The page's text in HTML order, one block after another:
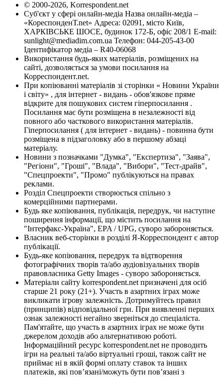
© 2000-2026, Korrespondent.net
Суб'єкт у сфері онлайн-медіа Назва онлайн-медіа –
«КореспонденТ.net» Адреса: 02091, місто Київ,
ХАРКІВСЬКЕ ШОСЕ, будинок 172-Б, офіс 208/1 E-mail:
sunlight@mediadim.com.ua Телефон: 044-205-43-00
Ідентифікатор медіа – R40-06068
Використання будь-яких матеріалів, розміщених на
сайті, дозволяється за умови посилання на
Корреспондент.net.
При копіюванні матеріалів зі сторінки « Новини України
і світу» , для інтернет - видань - обов'язкове пряме
відкрите для пошукових систем гіперпосилання .
Посилання має бути розміщена в незалежності від
повного або часткового використання матеріалів.
Гіперпосилання ( для інтернет - видань) - повинна бути
розміщена в підзаголовку або в першому абзаці
матеріалу.
Новини з позначками "Думка", "Експертиза", "Заява",
"Регіони", "Гроші", "Влада", "Вибори", "Тест-драйв",
"Спецпроекти", "Промо" публікуються на правах
реклами.
Розділ Спецпроекти створюється спільно з
комерційними партнерами.
Будь яке копіювання, публікація, передрук, чи наступне
поширення інформації, що містить посилання на
"Інтерфакс-Україна", EPA / UPG, суворо забороняється.
Власник веб-сторінки в розділі Я-Корреспондент є автор
публікації.
Будь-яке копіювання, передрук та відтворення
фотографічних творів та/або аудіовізуальних творів
правовласника Getty Images - суворо забороняється.
Матеріали сайту korrespondent.net призначені для осіб
старше 21 року (21+). Участь в азартних іграх може
викликати ігрову залежність. Дотримуйтесь правил
(принципів) відповідальної гри. При виявленні перших
ознак залежності негайно зверніться до спеціаліста.
Пам'ятайте, що участь в азартних іграх не може бути
джерелом доходів або альтернативою роботі.
Інформаційний ресурс korrespondent.net не проводить
ігри на реальні та/або віртуальні гроші, також сайт не
приймає ні в якій формі оплату ставок та інших
платежів, які пов’язані/можуть бути пов’язані з